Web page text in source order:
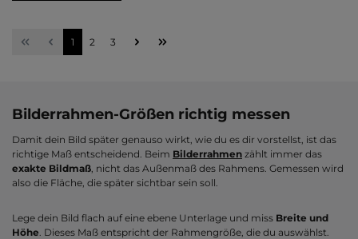
Seite
1 Seite
2 Seite
3
Bilderrahmen-Größen richtig messen
Damit dein Bild später genauso wirkt, wie du es dir vorstellst, ist das
richtige Maß entscheidend. Beim Bilderrahmen zählt immer das
exakte Bildmaß, nicht das Außenmaß des Rahmens. Gemessen wird
also die Fläche, die später sichtbar sein soll.
Lege dein Bild flach auf eine ebene Unterlage und miss Breite und
Höhe . Dieses Maß entspricht der Rahmengröße, die du auswählst.